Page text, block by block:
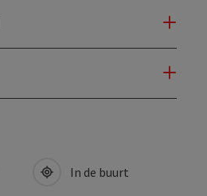
In de buurt